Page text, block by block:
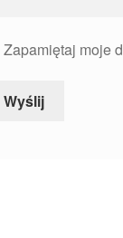
Zapamiętaj moje